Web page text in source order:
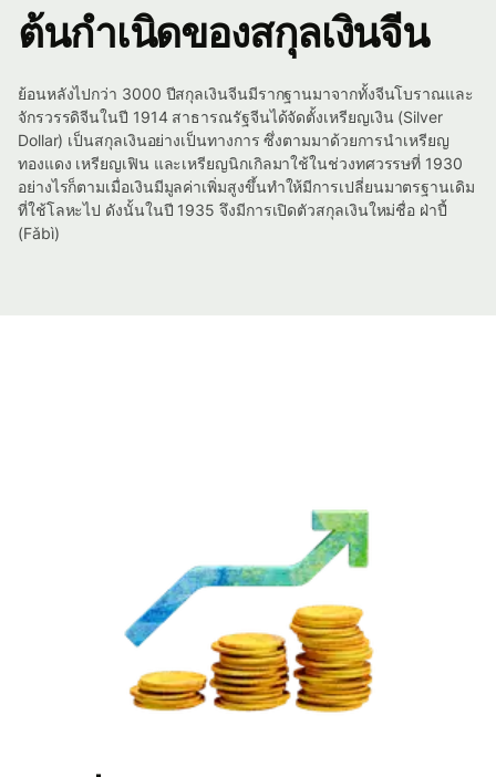
ต้นกำเนิดของสกุลเงินจีน
ย้อนหลังไปกว่า 3000 ปีสกุลเงินจีนมีรากฐานมาจากทั้งจีนโบราณและ
จักรวรรดิจีนในปี 1914 สาธารณรัฐจีนได้จัดตั้งเหรียญเงิน (Silver
Dollar) เป็นสกุลเงินอย่างเป็นทางการ ซึ่งตามมาด้วยการนำเหรียญ
ทองแดง เหรียญเฟิน และเหรียญนิกเกิลมาใช้ในช่วงทศวรรษที่ 1930
อย่างไรก็ตามเมื่อเงินมีมูลค่าเพิ่มสูงขึ้นทำให้มีการเปลี่ยนมาตรฐานเดิม
ที่ใช้โลหะไป ดังนั้นในปี 1935 จึงมีการเปิดตัวสกุลเงินใหม่ชื่อ ฝ่าปี้
(Fǎbì)